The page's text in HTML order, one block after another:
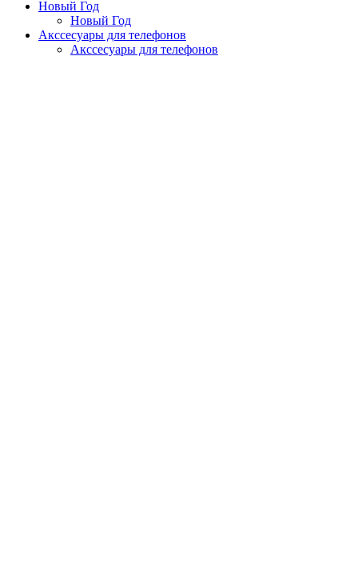
Новый Год
Новый Год
Акссесуары для телефонов
Акссесуары для телефонов